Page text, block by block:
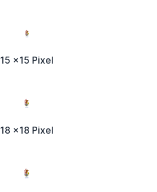
15 x15 Pixel
18 x18 Pixel